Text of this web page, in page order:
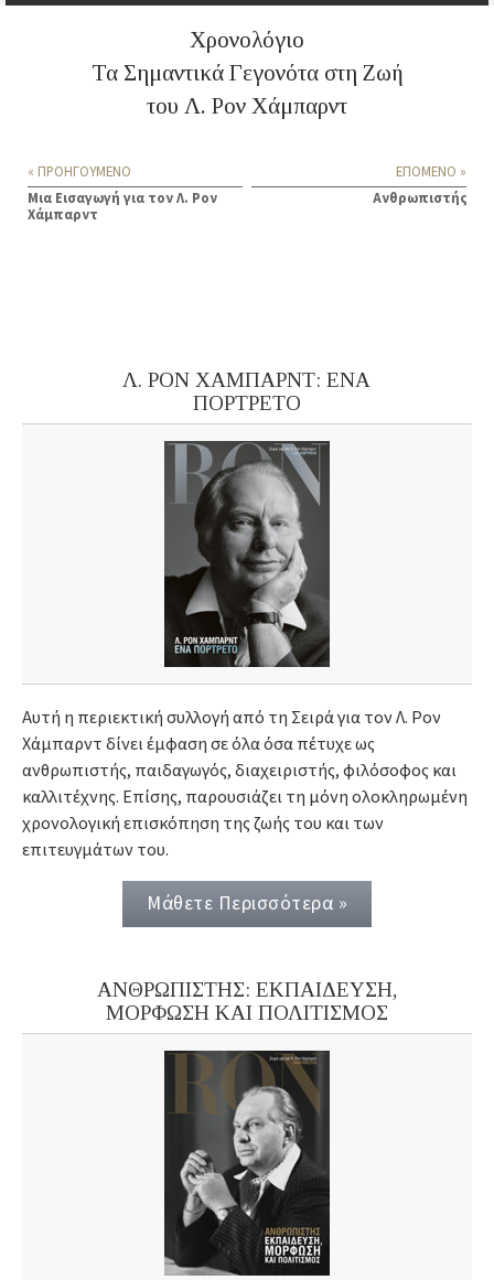
Χρονολόγιο
Τα Σημαντικά Γεγονότα στη Ζωή
του Λ. Ρον Χάμπαρντ
« ΠΡΟΗΓΟΥΜΕΝΟ
Μια Εισαγωγή για τον Λ. Ρον
Χάμπαρντ
ΕΠΟΜΕΝΟ »
Ανθρωπιστής
Λ. ΡΟΝ ΧΑΜΠΑΡΝΤ: ΕΝΑ
ΠΟΡΤΡΕΤΟ
Αυτή η περιεκτική συλλογή από τη Σειρά για τον Λ. Ρον
Χάμπαρντ δίνει έμφαση σε όλα όσα πέτυχε ως
ανθρωπιστής, παιδαγωγός, διαχειριστής, φιλόσοφος και
καλλιτέχνης. Επίσης, παρουσιάζει τη μόνη ολοκληρωμένη
χρονολογική επισκόπηση της ζωής του και των
επιτευγμάτων του.
Μάθετε Περισσότερα »
ΑΝΘΡΩΠΙΣΤΗΣ: ΕΚΠΑΙΔΕΥΣΗ,
ΜΟΡΦΩΣΗ ΚΑΙ ΠΟΛΙΤΙΣΜΟΣ